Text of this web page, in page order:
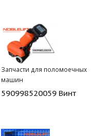
Запчасти для поломоечных
машин
590998520059 Винт